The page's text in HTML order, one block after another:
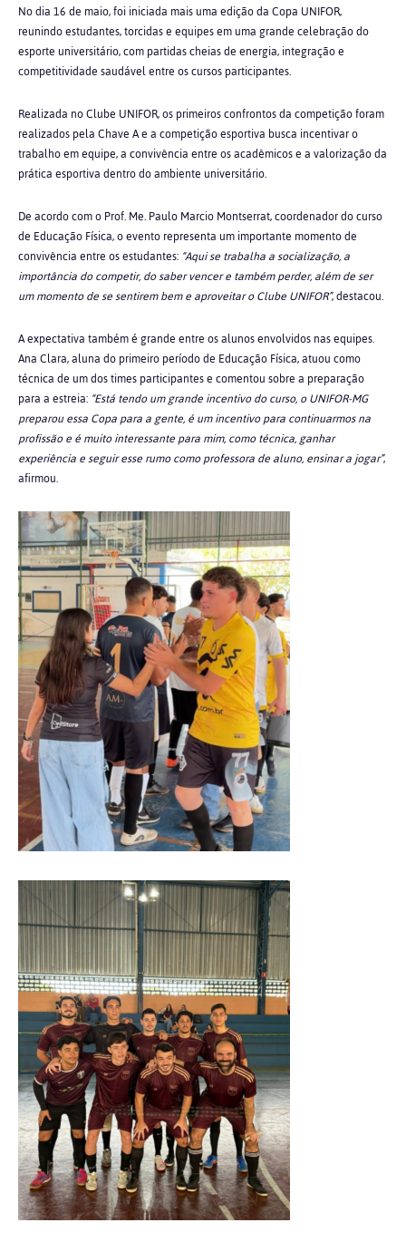
No dia 16 de maio, foi iniciada mais uma edição da Copa UNIFOR,
reunindo estudantes, torcidas e equipes em uma grande celebração do
esporte universitário, com partidas cheias de energia, integração e
competitividade saudável entre os cursos participantes.
Realizada no Clube UNIFOR, os primeiros confrontos da competição foram
realizados pela Chave A e a competição esportiva busca incentivar o
trabalho em equipe, a convivência entre os acadêmicos e a valorização da
prática esportiva dentro do ambiente universitário.
De acordo com o Prof. Me. Paulo Marcio Montserrat, coordenador do curso
de Educação Física, o evento representa um importante momento de
convivência entre os estudantes: “Aqui se trabalha a socialização, a
importância do competir, do saber vencer e também perder, além de ser
um momento de se sentirem bem e aproveitar o Clube UNIFOR”, destacou.
A expectativa também é grande entre os alunos envolvidos nas equipes.
Ana Clara, aluna do primeiro período de Educação Física, atuou como
técnica de um dos times participantes e comentou sobre a preparação
para a estreia: “Está tendo um grande incentivo do curso, o UNIFOR-MG
preparou essa Copa para a gente, é um incentivo para continuarmos na
profissão e é muito interessante para mim, como técnica, ganhar
experiência e seguir esse rumo como professora de aluno, ensinar a jogar”,
afirmou.